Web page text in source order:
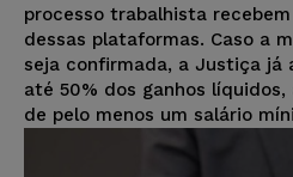
processo trabalhista
dessas plataformas. Caso a
seja confirmada, a Justiça já
até 50% dos ganhos líquidos,
de pelo menos um salário